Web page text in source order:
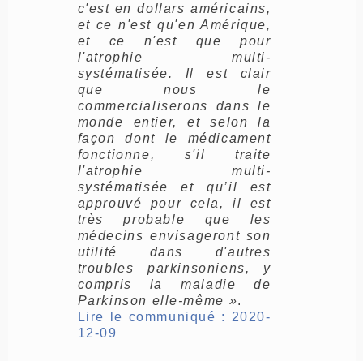
c'est en dollars américains,
et ce n'est qu'en Amérique,
et ce n'est que pour
l'atrophie multi-
systématisée. Il est clair
que nous le
commercialiserons dans le
monde entier, et selon la
façon dont le médicament
fonctionne, s'il traite
l'atrophie multi-
systématisée et qu’il est
approuvé pour cela, il est
très probable que les
médecins envisageront son
utilité dans d'autres
troubles parkinsoniens, y
compris la maladie de
Parkinson elle-même ».
Lire le communiqué : 2020-
12-09